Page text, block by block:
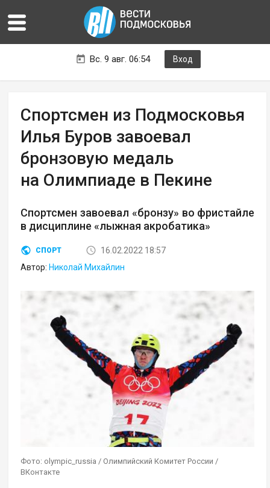
Вс. 9 авг. 06:54 Вход
Спортсмен из Подмосковья
Илья Буров завоевал
бронзовую медаль
на Олимпиаде в Пекине
Спортсмен завоевал «бронзу» во фристайле
в дисциплине «лыжная акробатика»
СПОРТ
16.02.2022 18:57
Автор: Николай Михайлин
Фото: olympic_russia / Олимпийский Комитет России /
ВКонтакте